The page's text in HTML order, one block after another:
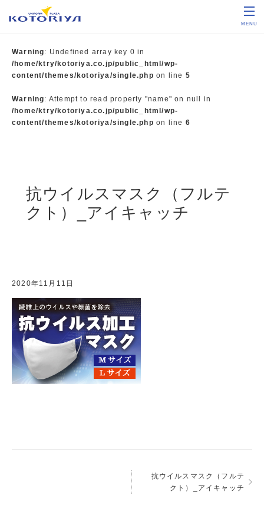
MENU
Warning: Undefined array key 0 in
/home/ktry/kotoriya.co.jp/public_html/wp-
content/themes/kotoriya/single.php on line 5
Warning: Attempt to read property "name" on null in
/home/ktry/kotoriya.co.jp/public_html/wp-
content/themes/kotoriya/single.php on line 6
抗ウイルスマスク（フルテ
クト）_アイキャッチ
2020年11月11日
抗ウイルスマスク（フルテ
クト）_アイキャッチ